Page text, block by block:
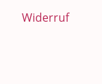
Widerruf